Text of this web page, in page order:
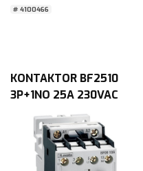
# 4100466
KONTAKTOR BF2510
3P+1NO 25A 230VAC
50/60Hz spole Lovato
Chint